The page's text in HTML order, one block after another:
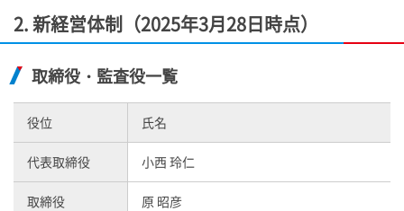
2. 新経営体制（2025年3月28日時点）
取締役・監査役一覧
役位 氏名
代表取締役 小西 玲仁
取締役 原 昭彦